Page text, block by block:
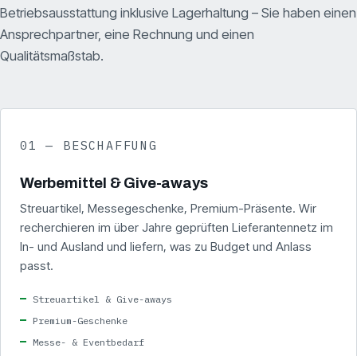
Betriebsausstattung inklusive Lagerhaltung – Sie haben einen
Ansprechpartner, eine Rechnung und einen
Qualitätsmaßstab.
01 — BESCHAFFUNG
Werbemittel & Give-aways
Streuartikel, Messegeschenke, Premium-Präsente. Wir
recherchieren im über Jahre geprüften Lieferantennetz im
In- und Ausland und liefern, was zu Budget und Anlass
passt.
Streuartikel & Give-aways
Premium-Geschenke
Messe- & Eventbedarf